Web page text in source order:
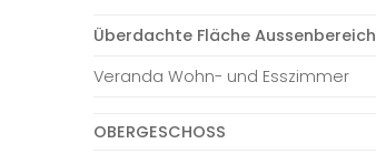
Überdachte Fläche Aussenbereich
Veranda Wohn- und Esszimmer
OBERGESCHOSS